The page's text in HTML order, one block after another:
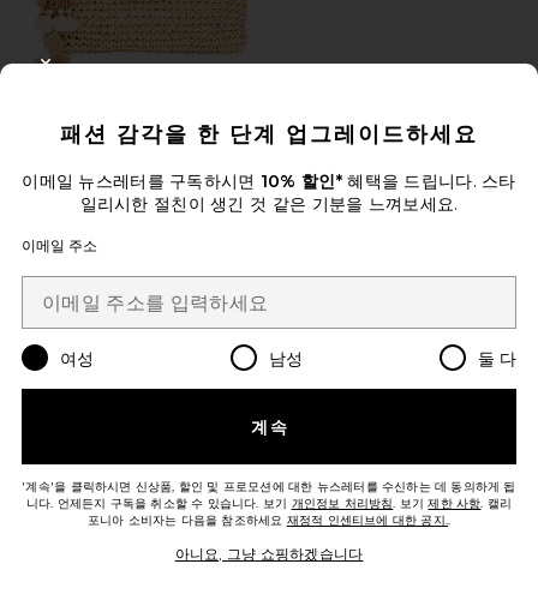
ALEGRE 클러치백
florabella
$79
Favorite LALI 스커트 세트
패션 감각을 한 단계 업그레이드하세요
이메일 뉴스레터를 구독하시면 10% 할인*혜택을 드립니다. 스타
일리시한 절친이 생긴 것 같은 기분을 느껴보세요.
이메일 주소
여성 남성 둘 다
계속
'계속'을 클릭하시면 신상품, 할인 및 프로모션에 대한 뉴스레터를 수신하는 데 동의하게 됩
니다. 언제든지 구독을 취소할 수 있습니다. 보기 개인정보 처리방침. 보기제한 사항. 캘리
포니아 소비자는 다음을 참조하세요 재정적 인센티브에 대한 공지..
아니요, 그냥 쇼핑하겠습니다